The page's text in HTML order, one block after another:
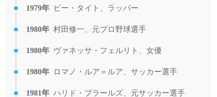
1979年 ビー・タイト、ラッパー
1980年 村田修一、元プロ野球選手
1980年 ヴァネッサ・フェルリト、女優
1980年 ロマノ・ルア＝ルア、サッカー選手
1981年 ハリド・ブラールズ、元サッカー選手